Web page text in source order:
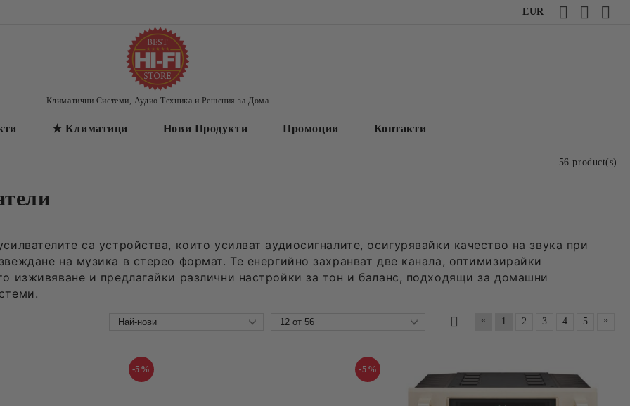
EUR
Климатични Системи, Аудио Техника и Решения за Дома
★ Климатици Нови Продукти Промоции Контакти
са устройства, които усилват аудиосигналите, осигурявайки качество на звука при
на музика в стерео формат. Те енергийно захранват две канала, оптимизирайки
изживяване и предлагайки различни настройки за тон и баланс, подходящи за домашни
56 product(s)
« 1 2 3 4 5 »
-5% -5%